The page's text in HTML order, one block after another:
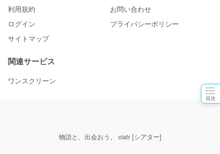
目次
利用規約
お問い合わせ
ログイン
プライバシーポリシー
サイトマップ
関連サービス
ワンスクリーン
物語と、出会おう。 ciatr [シアター]